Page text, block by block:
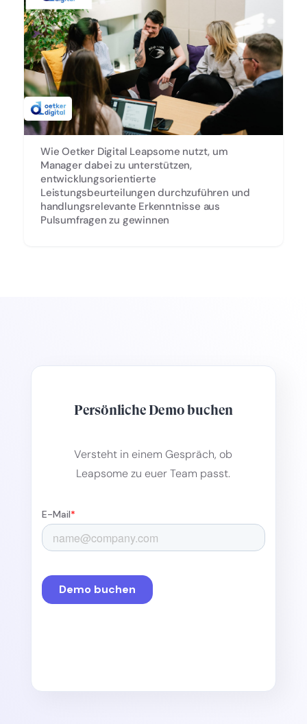
Wie Oetker Digital Leapsome nutzt, um
Manager dabei zu unterstützen,
entwicklungsorientierte
Leistungsbeurteilungen durchzuführen und
handlungsrelevante Erkenntnisse aus
Pulsumfragen zu gewinnen
Persönliche Demo buchen
Versteht in einem Gespräch, ob
Leapsome zu euer Team passt.